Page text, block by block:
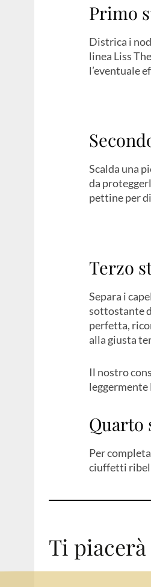
Primo
Districa i
linea Liss
l’eventuale
Scalda una
da
pettine per
Terzo
Separa i
sottostante
perfetta,
alla giusta
Il nostro
leggermente
Quarto
Per
ciuffetti
Ti piacerà